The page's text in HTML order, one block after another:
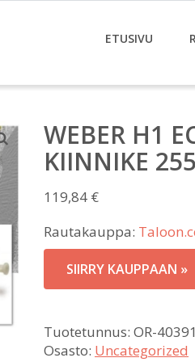
ETUSIVU
WEBER H1
KIINNIKE
119,84 €
Rautakauppa:
SIIRRY KAUPPAAN »
Tuotetunnus: OR-
Osasto: Uncategorized